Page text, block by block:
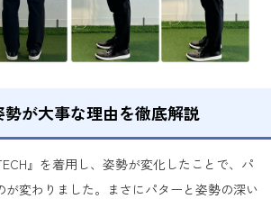
が大事な理由を徹底解説
』を着用し、姿勢が変化したことで、パ
が変わりました。まさにパターと姿勢の深い